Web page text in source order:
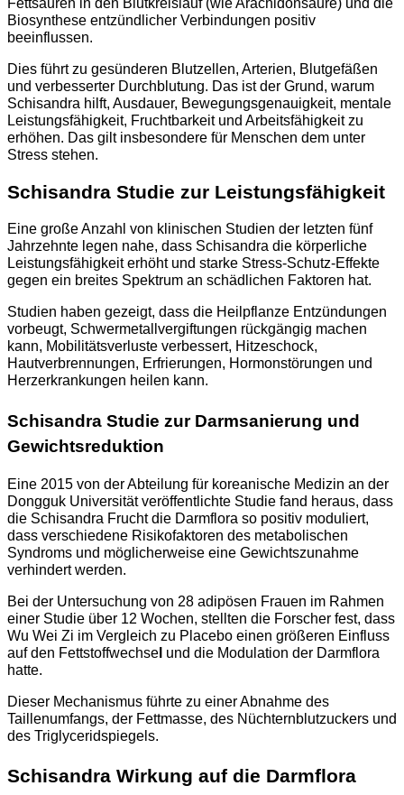
Biosynthese entzündlicher Verbindungen positiv
beeinflussen.
Dies führt zu gesünderen Blutzellen, Arterien, Blutgefäßen
und verbesserter Durchblutung. Das ist der Grund, warum
Schisandra hilft, Ausdauer, Bewegungsgenauigkeit, mentale
Leistungsfähigkeit, Fruchtbarkeit und Arbeitsfähigkeit zu
erhöhen. Das gilt insbesondere für Menschen dem unter
Stress stehen.
Schisandra Studie zur Leistungsfähigkeit
Eine große Anzahl von klinischen Studien der letzten fünf
Jahrzehnte legen nahe, dass Schisandra die körperliche
Leistungsfähigkeit erhöht und starke Stress-Schutz-Effekte
gegen ein breites Spektrum an schädlichen Faktoren hat.
Studien haben gezeigt, dass die Heilpflanze Entzündungen
vorbeugt, Schwermetallvergiftungen rückgängig machen
kann, Mobilitätsverluste verbessert, Hitzeschock,
Hautverbrennungen, Erfrierungen, Hormonstörungen und
Herzerkrankungen heilen kann.
Schisandra Studie zur Darmsanierung und
Gewichtsreduktion
Eine 2015 von der Abteilung für koreanische Medizin an der
Dongguk Universität veröffentlichte Studie fand heraus, dass
die Schisandra Frucht die Darmflora so positiv moduliert,
dass verschiedene Risikofaktoren des metabolischen
Syndroms und möglicherweise eine Gewichtszunahme
verhindert werden.
Bei der Untersuchung von 28 adipösen Frauen im Rahmen
einer Studie über 12 Wochen, stellten die Forscher fest, dass
Wu Wei Zi im Vergleich zu Placebo einen größeren Einfluss
auf den Fettstoffwechse und die Modulation der Darmflora
hatte.
Dieser Mechanismus führte zu einer Abnahme des
Taillenumfangs, der Fettmasse, des Nüchternblutzuckers und
des Triglyceridspiegels.
Schisandra Wirkung auf die Darmflora